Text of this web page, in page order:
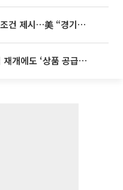
이란, 미국에 호르무즈 합의 조건 제시…美 “경기 아직 안 끝나” [종합]
‘회생 D-3주’ 홈플러스, 영업 재개에도 ‘상품 공급망’ 복구가 생존 관건